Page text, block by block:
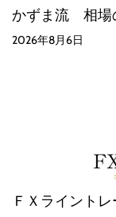
かずま流 相場
2026年8月6日
ＦＸライント